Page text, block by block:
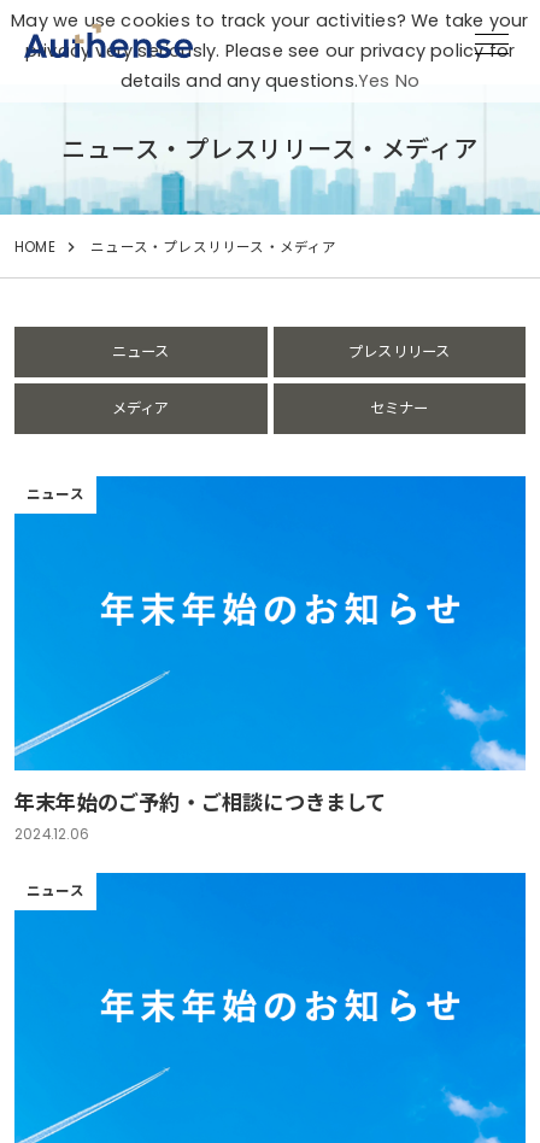
ニュース・プレスリリース・メディア
HOME ニュース・プレスリリース・メディア
ニュース プレスリリース
メディア セミナー
ニュース
年末年始のご予約・ご相談につきまして
2024.12.06
ニュース
May we use cookies to track your activities? We take your
privacy very seriously. Please see our privacy policy for
details and any questions.Yes No